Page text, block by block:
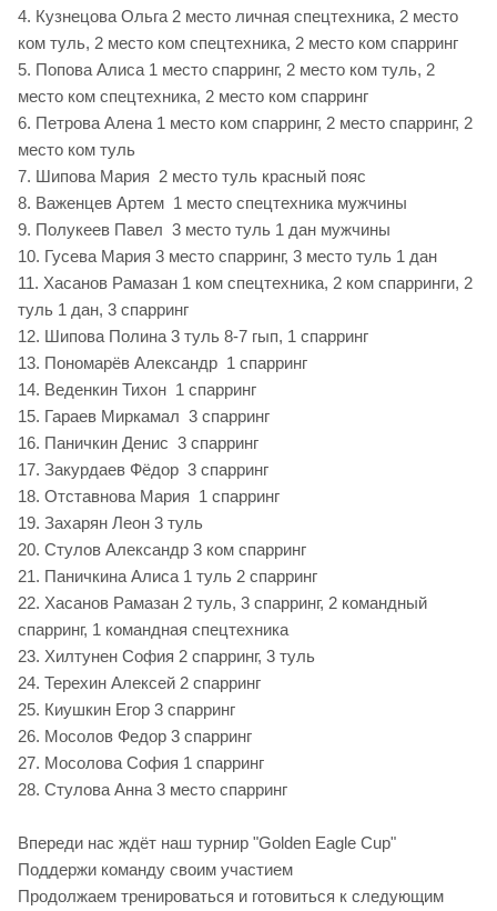
4. Кузнецова Ольга 2 место личная спецтехника, 2 место
ком туль, 2 место ком спецтехника, 2 место ком спарринг
5. Попова Алиса 1 место спарринг, 2 место ком туль, 2
место ком спецтехника, 2 место ком спарринг
6. Петрова Алена 1 место ком спарринг, 2 место спарринг, 2
место ком туль
7. Шипова Мария 2 место туль красный пояс
8. Важенцев Артем 1 место спецтехника мужчины
9. Полукеев Павел 3 место туль 1 дан мужчины
10. Гусева Мария 3 место спарринг, 3 место туль 1 дан
11. Хасанов Рамазан 1 ком спецтехника, 2 ком спарринги, 2
туль 1 дан, 3 спарринг
12. Шипова Полина 3 туль 8-7 гып, 1 спарринг
13. Пономарёв Александр 1 спарринг
14. Веденкин Тихон 1 спарринг
15. Гараев Миркамал 3 спарринг
16. Паничкин Денис 3 спарринг
17. Закурдаев Фёдор 3 спарринг
18. Отставнова Мария 1 спарринг
19. Захарян Леон 3 туль
20. Стулов Александр 3 ком спарринг
21. Паничкина Алиса 1 туль 2 спарринг
22. Хасанов Рамазан 2 туль, 3 спарринг, 2 командный
спарринг, 1 командная спецтехника
23. Хилтунен София 2 спарринг, 3 туль
24. Терехин Алексей 2 спарринг
25. Киушкин Егор 3 спарринг
26. Мосолов Федор 3 спарринг
27. Мосолова София 1 спарринг
28. Стулова Анна 3 место спарринг
Впереди нас ждёт наш турнир "Golden Eagle Cup"
Поддержи команду своим участием
Продолжаем тренироваться и готовиться к следующим